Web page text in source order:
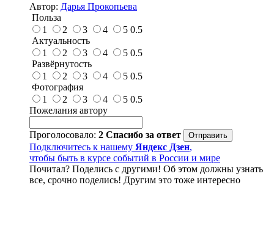
Автор: Дарья Прокопьева
Польза
1
2 3 4 5 0.5
Актуальность
1
2 3 4 5 0.5
Развёрнутость
1
2 3 4 5 0.5
Фотография
1
2 3 4 5 0.5
Пожелания автору
Проголосовало: 2 Спасибо за ответ
Подключитесь к нашему Яндекс Дзен,
чтобы быть в курсе событий в России и мире
Почитал? Поделись с другими! Об этом должны узнать
все, срочно поделись! Другим это тоже интересно